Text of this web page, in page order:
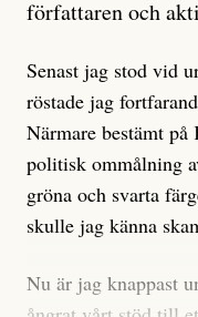
misstänkta
får veta är att
under åren, att den
sociala medier, att
på personens
anonyma röster inom
anses vara
författaren och
Senast jag stod vid
röstade jag
Närmare bestämt
politisk ommålning
gröna och svarta
skulle jag känna
Nu är jag knappast